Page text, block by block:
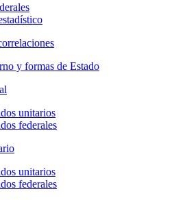
y formas de Estado
unitarios
federales
unitarios
federales